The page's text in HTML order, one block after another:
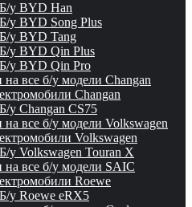
Б/у BYD Han
Б/у BYD Song Plus
Б/у BYD Tang
Б/у BYD Qin Plus
Б/у BYD Qin Pro
на все б/у модели Changan
Changan
Б/у Changan CS75
на все б/у модели Volkswagen
Volkswagen
Б/у Volkswagen Touran X
на все б/у модели SAIC
Roewe
Б/у Roewe eRX5